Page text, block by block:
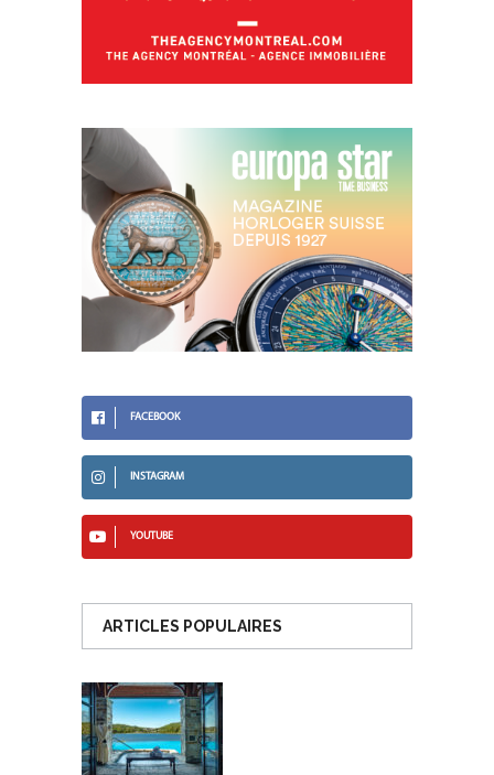
FACEBOOK
INSTAGRAM
YOUTUBE
ARTICLES POPULAIRES